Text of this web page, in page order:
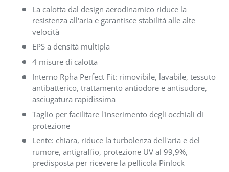
La calotta dal design aerodinamico riduce la
resistenza all'aria e garantisce stabilità alle alte
velocità
EPS a densità multipla
4 misure di calotta
Interno Rpha Perfect Fit: rimovibile, lavabile, tessuto
antibatterico, trattamento antiodore e antisudore,
asciugatura rapidissima
Taglio per facilitare l'inserimento degli occhiali di
protezione
Lente: chiara, riduce la turbolenza dell'aria e del
rumore, antigraffio, protezione UV al 99,9%,
predisposta per ricevere la pellicola Pinlock